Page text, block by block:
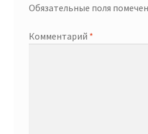
Обязательные поля
Комментарий *